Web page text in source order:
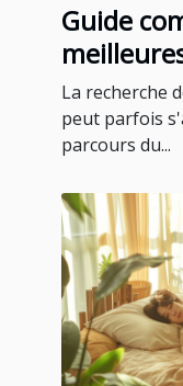
Guide
vos goûts
La recherche
peut parfois
parcours du...